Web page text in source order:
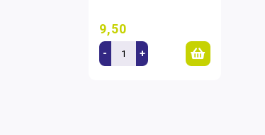
9,50
- +